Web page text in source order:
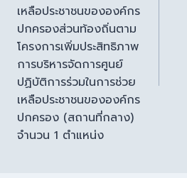
เหลือประชาชนขององค์กร
ปกครองส่วนท้องถิ่นตาม
โครงการเพิ่มประสิทธิภาพ
การบริหารจัดการศูนย์
ปฏิบัติการร่วมในการช่วย
เหลือประชาชนขององค์กร
ปกครอง (สถานที่กลาง)
จำนวน 1 ตำแหน่ง